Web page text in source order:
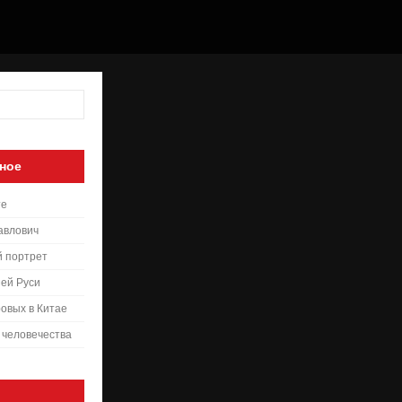
портрет
Руси
в Китае